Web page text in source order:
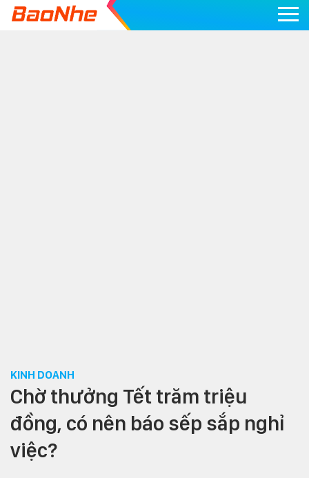
KINH DOANH
Chờ thưởng Tết trăm triệu
đồng, có nên báo sếp sắp nghỉ
việc?